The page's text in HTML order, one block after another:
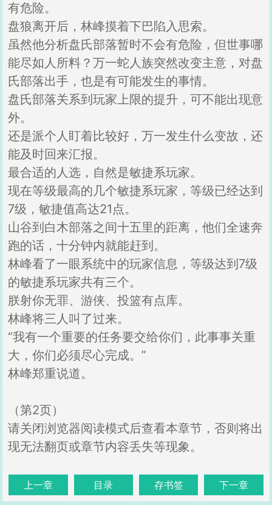
有危险。
盘狼离开后，林峰摸着下巴陷入思索。
虽然他分析盘氏部落暂时不会有危险，但世事哪
能尽如人所料？万一蛇人族突然改变主意，对盘
氏部落出手，也是有可能发生的事情。
盘氏部落关系到玩家上限的提升，可不能出现意
外。
还是派个人盯着比较好，万一发生什么变故，还
能及时回来汇报。
最合适的人选，自然是敏捷系玩家。
现在等级最高的几个敏捷系玩家，等级已经达到
7级，敏捷值高达21点。
山谷到白木部落之间十五里的距离，他们全速奔
跑的话，十分钟内就能赶到。
林峰看了一眼系统中的玩家信息，等级达到7级
的敏捷系玩家共有三个。
朕射你无罪、游侠、投篮有点库。
林峰将三人叫了过来。
“我有一个重要的任务要交给你们，此事事关重
大，你们必须尽心完成。”
林峰郑重说道。
（第2页）
请关闭浏览器阅读模式后查看本章节，否则将出
现无法翻页或章节内容丢失等现象。
上一章 目录 存书签 下一章